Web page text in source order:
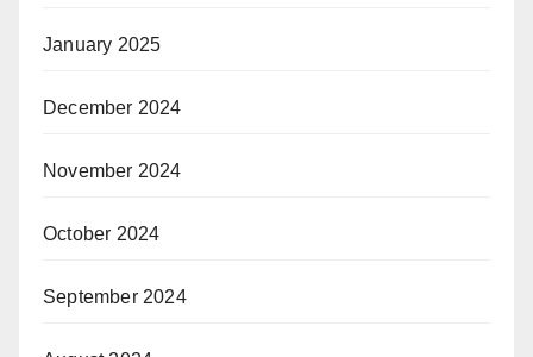
January 2025
December 2024
November 2024
October 2024
September 2024